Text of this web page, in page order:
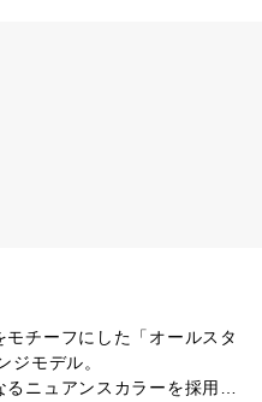
チーフにした「オールスタ
ジモデル。
ニュアンスカラーを採用す